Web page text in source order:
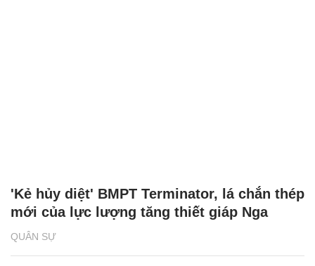
QUÂN SỰ
'Kẻ hủy diệt' BMPT Terminator, lá chắn thép
mới của lực lượng tăng thiết giáp Nga